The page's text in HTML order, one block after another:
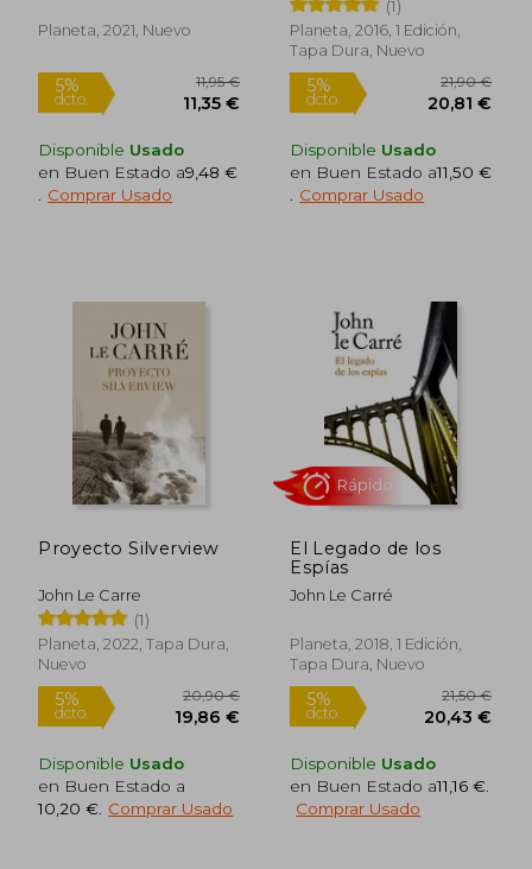
Planeta, 2021, Nuevo
Rápido
Disponible Usado
en Buen Estado a9,48 €
Comprar Usado
(1)
Planeta, 2016, 1 Edición,
Tapa Dura, Nuevo
Rápido
Disponible Usado
en Buen Estado a11,50 €
Comprar Usado
Proyecto Silverview
John Le Carre
(1)
Planeta, 2022, Tapa Dura,
Nuevo
Disponible Usado
en Buen Estado a
10,20 € Comprar Usado
El Legado de los
Espías
John Le Carré
Planeta, 2018, 1 Edición,
Tapa Dura, Nuevo
Disponible Usado
en Buen Estado a11,16 €
Comprar Usado